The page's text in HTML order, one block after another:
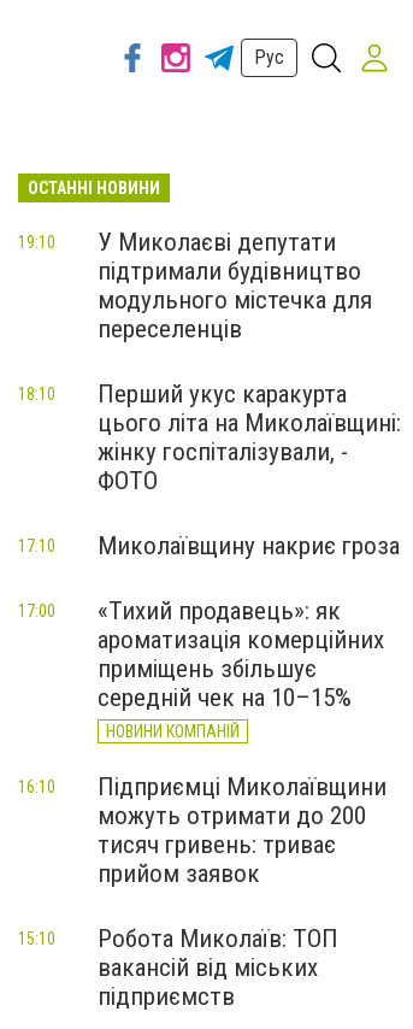
Рус
ОСТАННІ НОВИНИ
У Миколаєві депутати
підтримали будівництво
модульного містечка для
переселенців
19:10
Перший укус каракурта
цього літа на Миколаївщині:
жінку госпіталізували, -
ФОТО
18:10
Миколаївщину накриє гроза
17:10
«Тихий продавець»: як
ароматизація комерційних
приміщень збільшує
середній чек на 10–15%
НОВИНИ КОМПАНІЙ
17:00
Підприємці Миколаївщини
можуть отримати до 200
тисяч гривень: триває
прийом заявок
16:10
Робота Миколаїв: ТОП
вакансій від міських
підприємств
15:10